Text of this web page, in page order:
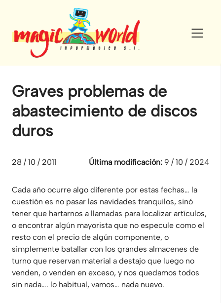
content
Graves problemas de
abastecimiento de discos
duros
28 / 10 / 2011 Última modificación: 9 / 10 / 2024
Cada año ocurre algo diferente por estas fechas… la
cuestión es no pasar las navidades tranquilos, sinó
tener que hartarnos a llamadas para localizar artículos,
o encontrar algún mayorista que no especule como el
resto con el precio de algún componente, o
simplemente batallar con los grandes almacenes de
turno que reservan material a destajo que luego no
venden, o venden en exceso, y nos quedamos todos
sin nada…. lo habitual, vamos… nada nuevo.